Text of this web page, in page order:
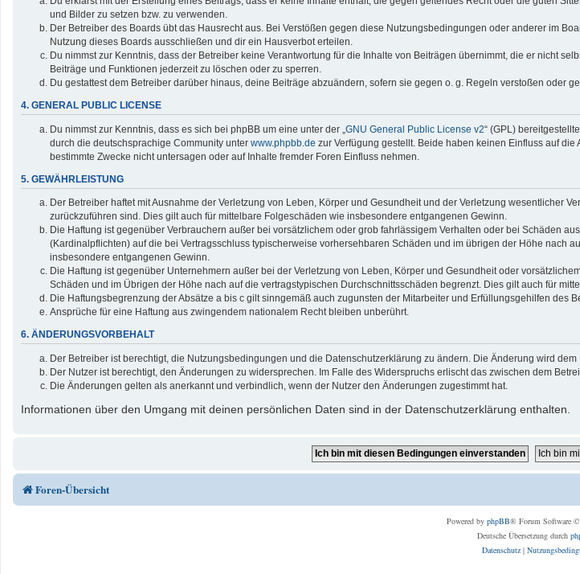
und Bilder zu setzen bzw. zu verwenden.
Der Betreiber des Boards übt das Hausrecht aus. Bei Verstößen gegen diese Nutzungsbedingungen oder anderer im
Nutzung dieses Boards ausschließen und dir ein Hausverbot erteilen.
Du nimmst zur Kenntnis, dass der Betreiber keine Verantwortung für die Inhalte von Beiträgen übernimmt, die er nicht
Beiträge und Funktionen jederzeit zu löschen oder zu sperren.
Du gestattest dem Betreiber darüber hinaus, deine Beiträge abzuändern, sofern sie gegen o. g. Regeln verstoßen oder
4. GENERAL PUBLIC LICENSE
Du nimmst zur Kenntnis, dass es sich bei phpBB um eine unter der „ GNU General Public License v2“ (GPL)
durch die deutschsprachige Community unter www.phpbb.de zur Verfügung gestellt. Beide haben keinen Einfluss auf
bestimmte Zwecke nicht untersagen oder auf Inhalte fremder Foren Einfluss nehmen.
5. GEWÄHRLEISTUNG
Der Betreiber haftet mit Ausnahme der Verletzung von Leben, Körper und Gesundheit und der Verletzung wesentlicher
zurückzuführen sind. Dies gilt auch für mittelbare Folgeschäden wie insbesondere entgangenen Gewinn.
Die Haftung ist gegenüber Verbrauchern außer bei vorsätzlichem oder grob fahrlässigem Verhalten oder bei Schäden
(Kardinalpflichten) auf die bei Vertragsschluss typischerweise vorhersehbaren Schäden und im übrigen der Höhe nach
insbesondere entgangenen Gewinn.
Die Haftung ist gegenüber Unternehmern außer bei der Verletzung von Leben, Körper und Gesundheit oder
Schäden und im Übrigen der Höhe nach auf die vertragstypischen Durchschnittsschäden begrenzt. Dies gilt auch für
Die Haftungsbegrenzung der Absätze a bis c gilt sinngemäß auch zugunsten der Mitarbeiter und Erfüllungsgehilfen des
Ansprüche für eine Haftung aus zwingendem nationalem Recht bleiben unberührt.
6. ÄNDERUNGSVORBEHALT
Der Betreiber ist berechtigt, die Nutzungsbedingungen und die Datenschutzerklärung zu ändern. Die Änderung wird dem
Der Nutzer ist berechtigt, den Änderungen zu widersprechen. Im Falle des Widerspruchs erlischt das zwischen dem
Die Änderungen gelten als anerkannt und verbindlich, wenn der Nutzer den Änderungen zugestimmt hat.
Informationen über den Umgang mit deinen persönlichen Daten sind in der Datenschutzerklärung enthalten.
Foren-Übersicht
Powered by phpBB® Forum Software
Deutsche Übersetzung durch
Datenschutz|